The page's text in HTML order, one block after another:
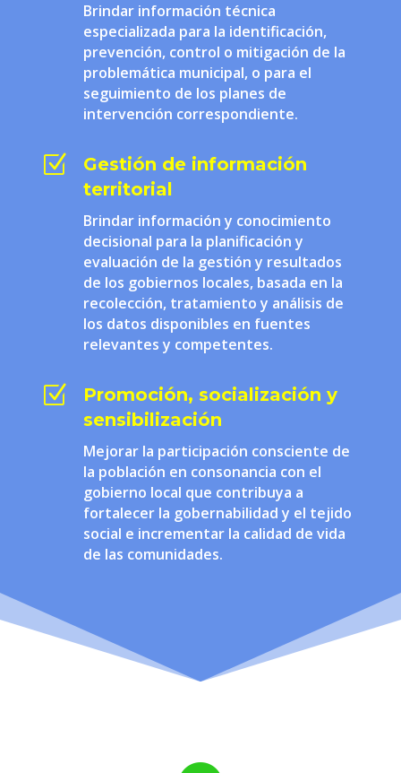
Brindar información técnica
especializada para la identificación,
prevención, control o mitigación de la
problemática municipal, o para el
seguimiento de los planes de
intervención correspondiente.
Z
Gestión de información
territorial
Brindar información y conocimiento
decisional para la planificación y
evaluación de la gestión y resultados
de los gobiernos locales, basada en la
recolección, tratamiento y análisis de
los datos disponibles en fuentes
relevantes y competentes.
Z
Promoción, socialización y
sensibilización
Mejorar la participación consciente de
la población en consonancia con el
gobierno local que contribuya a
fortalecer la gobernabilidad y el tejido
social e incrementar la calidad de vida
de las comunidades.